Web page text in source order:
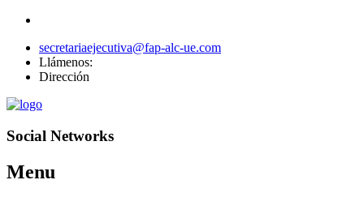
secretariaejecutiva@fap-alc-ue.com
Llámenos:
Dirección
Social Networks
Menu